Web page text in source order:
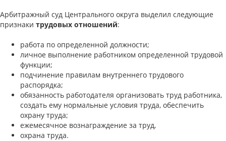
Арбитражный суд Центрального округа выделил следующие
признаки трудовых отношений:
работа по определенной должности;
личное выполнение работником определенной трудовой
функции;
подчинение правилам внутреннего трудового
распорядка;
обязанность работодателя организовать труд работника,
создать ему нормальные условия труда, обеспечить
охрану труда;
ежемесячное вознаграждение за труд,
охрана труда.